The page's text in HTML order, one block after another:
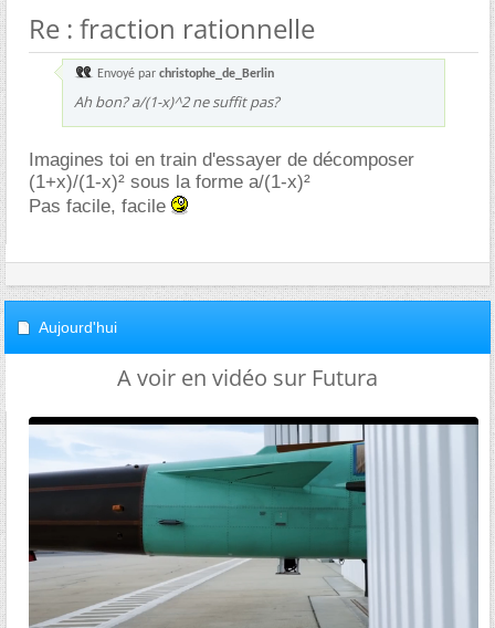
Re : fraction rationnelle
Envoyé par christophe_de_Berlin
Ah bon? a/(1-x)^2 ne suffit pas?
Imagines toi en train d'essayer de décomposer
(1+x)/(1-x)² sous la forme a/(1-x)²
Pas facile, facile
Aujourd'hui
A voir en vidéo sur Futura